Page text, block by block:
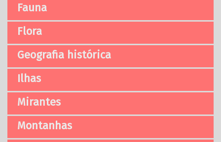
Fauna
Flora
Geografia histórica
Ilhas
Mirantes
Montanhas